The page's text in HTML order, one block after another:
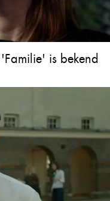
is bekend